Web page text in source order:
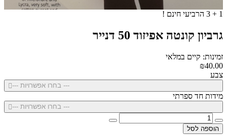
1 + 3 הרביעי חינם !
גרביון קונטה אפיזוד 50 דנייר
זמינות: קיים במלאי
₪40.00
צבע
--- בחרו אפשרויות ---
מידות חד ספרתי
--- בחרו אפשרויות ---
הוספה לסל